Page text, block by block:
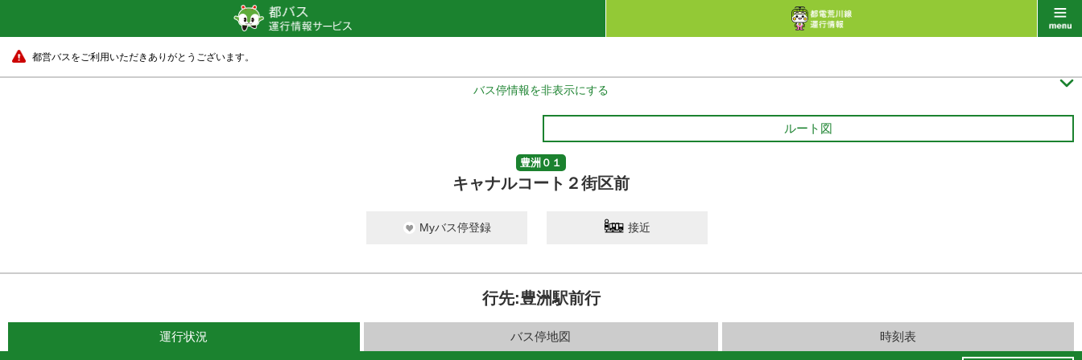
都営バスをご利用いただきありがとうございます。
バス停情報を非表示にする 
ルート図
豊洲０１
キャナルコート２街区前
Myバス停登録 接近
行先:豊洲駅前行
運行状況 バス停地図 時刻表